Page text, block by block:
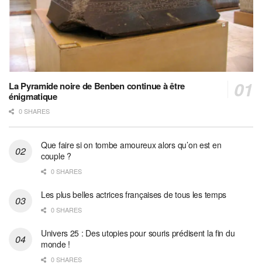
La Pyramide noire de Benben continue à être
énigmatique
0 SHARES
Que faire si on tombe amoureux alors qu’on est en
couple ?
0 SHARES
Les plus belles actrices françaises de tous les temps
0 SHARES
Univers 25 : Des utopies pour souris prédisent la fin du
monde !
0 SHARES